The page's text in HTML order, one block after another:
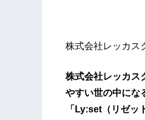
株式会社レッカス
株式会社レッカス
やすい世の中にな
「Ly:set（リゼッ